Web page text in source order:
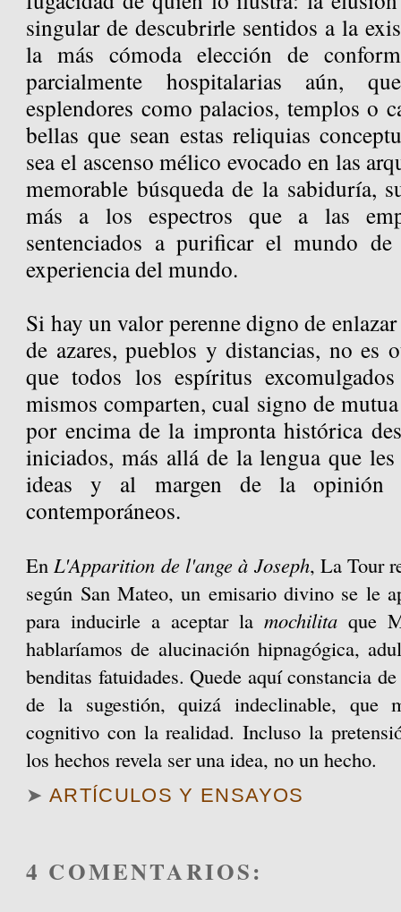
singular de descubrirle sentidos a la
la más cómoda elección de
parcialmente hospitalarias aún,
esplendores como palacios, templos o
bellas que sean estas reliquias
sea el ascenso mélico evocado en las
memorable búsqueda de la sabiduría,
más a los espectros que a las
sentenciados a purificar el mundo
experiencia del mundo.
Si hay un valor perenne digno de
de azares, pueblos y distancias, no es
que todos los espíritus
mismos comparten, cual signo de
por encima de la impronta histórica
iniciados, más allá de la lengua que
ideas y al margen de la opinión
contemporáneos.
EnL'Apparition de l'ange à Joseph, La Tour
según San Mateo, un emisario divino se le
para inducirle a aceptar la mochilitaque
hablaríamos de alucinación hipnagógica,
benditas fatuidades. Quede aquí constancia
de la sugestión, quizá indeclinable, que
cognitivo con la realidad. Incluso la
los hechos revela ser una idea, no un hecho.
➤ ARTÍCULOS Y ENSAYOS
4 COMENTARIOS: